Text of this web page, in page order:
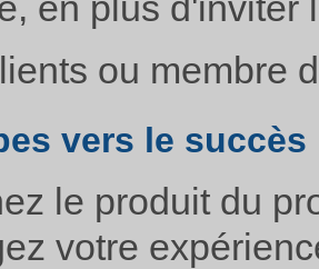
ou membre
vers le succès
le produit du
votre